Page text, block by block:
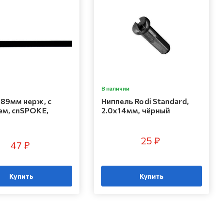
нерж, с
cnSPOKE,
47 ₽
Купить
В наличии
Ниппель Rodi Standard,
2.0х14мм, чёрный
25 ₽
Купить